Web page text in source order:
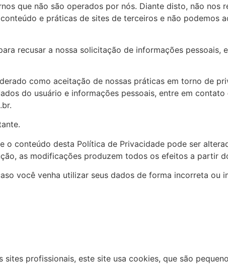
que não são operados por nós. Diante disto, não nos
e práticas de sites de terceiros e não podemos
recusar a nossa solicitação de informações pessoais,
como aceitação de nossas práticas em torno de
do usuário e informações pessoais, entre em
.
o conteúdo desta Política de Privacidade pode ser
as modificações produzem todos os efeitos a partir
você venha utilizar seus dados de forma incorreta ou
profissionais, este site usa cookies, que são